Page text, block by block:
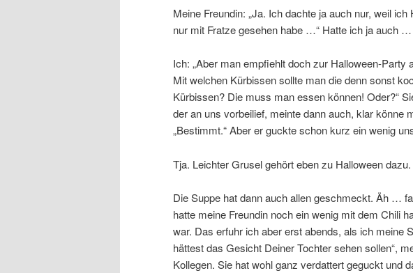
Meine Freundin: „Ja. Ich dachte ja auch nur, weil
nur mit Fratze gesehen habe …“ Hatte ich ja auch …
Ich: „Aber man empfiehlt doch zur Halloween-
Mit welchen Kürbissen sollte man die denn sonst
Kürbissen? Die muss man essen können! Oder?“
der an uns vorbeilief, meinte dann auch, klar könne
„Bestimmt.“ Aber er guckte schon kurz ein wenig
Tja. Leichter Grusel gehört eben zu Halloween dazu.
Die Suppe hat dann auch allen geschmeckt. Äh …
hatte meine Freundin noch ein wenig mit dem Chili
war. Das erfuhr ich aber erst abends, als ich meine
hättest das Gesicht Deiner Tochter sehen sollen“,
Kollegen. Sie hat wohl ganz verdattert geguckt und